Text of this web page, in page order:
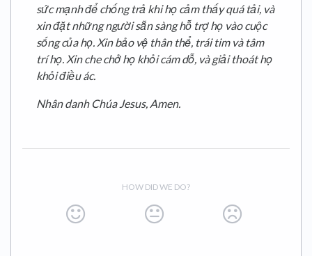
sức mạnh để chống trả khi họ cảm thấy quá tải, và
xin đặt những người sẵn sàng hỗ trợ họ vào cuộc
sống của họ. Xin bảo vệ thân thể, trái tim và tâm
trí họ. Xin che chở họ khỏi cám dỗ, và giải thoát họ
khỏi điều ác.
Nhân danh Chúa Jesus, Amen.
HOW DID WE DO?